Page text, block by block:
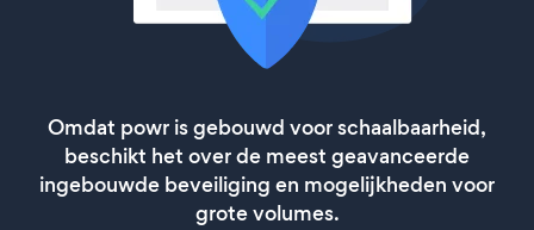
Omdat powr is gebouwd voor schaalbaarheid,
beschikt het over de meest geavanceerde
ingebouwde beveiliging en mogelijkheden voor
grote volumes.